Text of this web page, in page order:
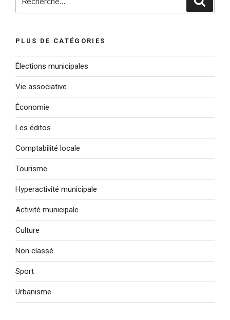
PLUS DE CATÉGORIES
Élections municipales
Vie associative
Économie
Les éditos
Comptabilité locale
Tourisme
Hyperactivité municipale
Activité municipale
Culture
Non classé
Sport
Urbanisme